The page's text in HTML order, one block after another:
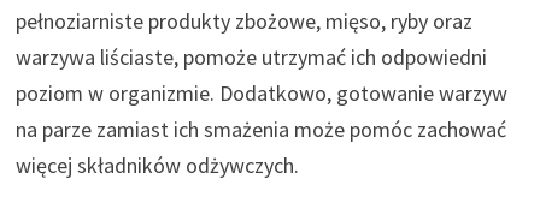
pełnoziarniste produkty zbożowe, mięso, ryby oraz
warzywa liściaste, pomoże utrzymać ich odpowiedni
poziom w organizmie. Dodatkowo, gotowanie warzyw
na parze zamiast ich smażenia może pomóc zachować
więcej składników odżywczych.